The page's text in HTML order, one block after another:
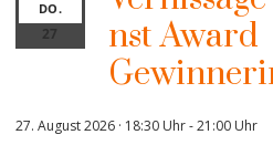
DO.
27
nst Award
27. August 2026 · 18:30 Uhr-21:00 Uhr